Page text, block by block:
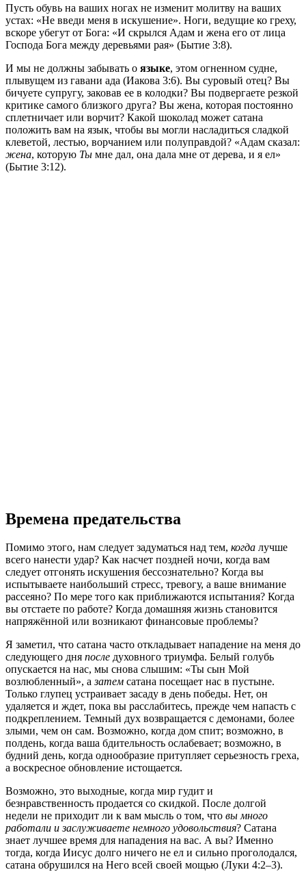
Пусть обувь на ваших ногах не изменит молитву на ваших
устах: «Не введи меня в искушение». Ноги, ведущие ко греху,
вскоре убегут от Бога: «И скрылся Адам и жена его от лица
Господа Бога между деревьями рая» (Бытие 3:8).
И мы не должны забывать о языке, этом огненном судне,
плывущем из гавани ада (Иакова 3:6). Вы суровый отец? Вы
бичуете супругу, заковав ее в колодки? Вы подвергаете резкой
критике самого близкого друга? Вы жена, которая постоянно
сплетничает или ворчит? Какой шоколад может сатана
положить вам на язык, чтобы вы могли насладиться сладкой
клеветой, лестью, ворчанием или полуправдой? «Адам сказал:
жена, которую Ты мне дал, она дала мне от дерева, и я ел»
(Бытие 3:12).
Времена предательства
Помимо этого, нам следует задуматься над тем, когда лучше
всего нанести удар? Как насчет поздней ночи, когда вам
следует отгонять искушения бессознательно? Когда вы
испытываете наибольший стресс, тревогу, а ваше внимание
рассеяно? По мере того как приближаются испытания? Когда
вы отстаете по работе? Когда домашняя жизнь становится
напряжённой или возникают финансовые проблемы?
Я заметил, что сатана часто откладывает нападение на меня до
следующего дня после духовного триумфа. Белый голубь
опускается на нас, мы снова слышим: «Ты сын Мой
возлюбленный», азатем сатана посещает нас в пустыне.
Только глупец устраивает засаду в день победы. Нет, он
удаляется и ждет, пока вы расслабитесь, прежде чем напасть с
подкреплением. Темный дух возвращается с демонами, более
злыми, чем он сам. Возможно, когда дом спит; возможно, в
полдень, когда ваша бдительность ослабевает; возможно, в
будний день, когда однообразие притупляет серьезность греха,
а воскресное обновление истощается.
Возможно, это выходные, когда мир гудит и
безнравственность продается со скидкой. После долгой
недели не приходит ли к вам мысль о том, что вы много
работали и заслуживаете немного удовольствия? Сатана
знает лучшее время для нападения на вас. А вы? Именно
тогда, когда Иисус долго ничего не ел и сильно проголодался,
сатана обрушился на Него всей своей мощью (Луки 4:2–3).